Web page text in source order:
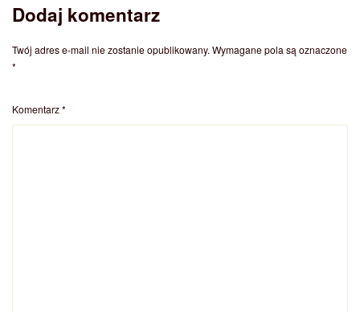
Dodaj komentarz
Twój adres e-mail nie zostanie opublikowany. Wymagane pola są oznaczone
*
Komentarz*